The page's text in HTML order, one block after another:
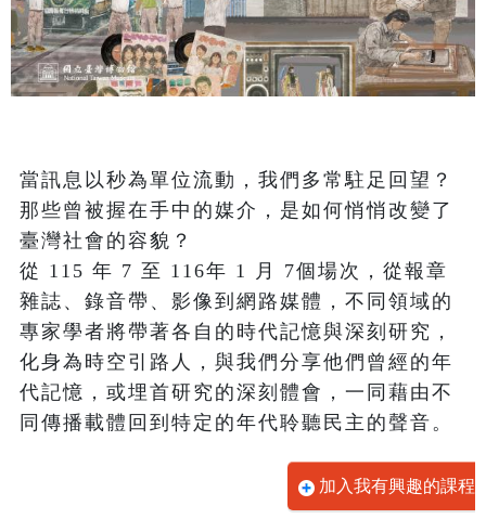
當訊息以秒為單位流動，我們多常駐足回望？
那些曾被握在手中的媒介，是如何悄悄改變了
臺灣社會的容貌？
從 115 年 7 至 116年 1 月 7個場次，從報章
雜誌、錄音帶、影像到網路媒體，不同領域的
專家學者將帶著各自的時代記憶與深刻研究，
化身為時空引路人，與我們分享他們曾經的年
代記憶，或埋首研究的深刻體會，一同藉由不
同傳播載體回到特定的年代聆聽民主的聲音。
加入我有興趣的課程